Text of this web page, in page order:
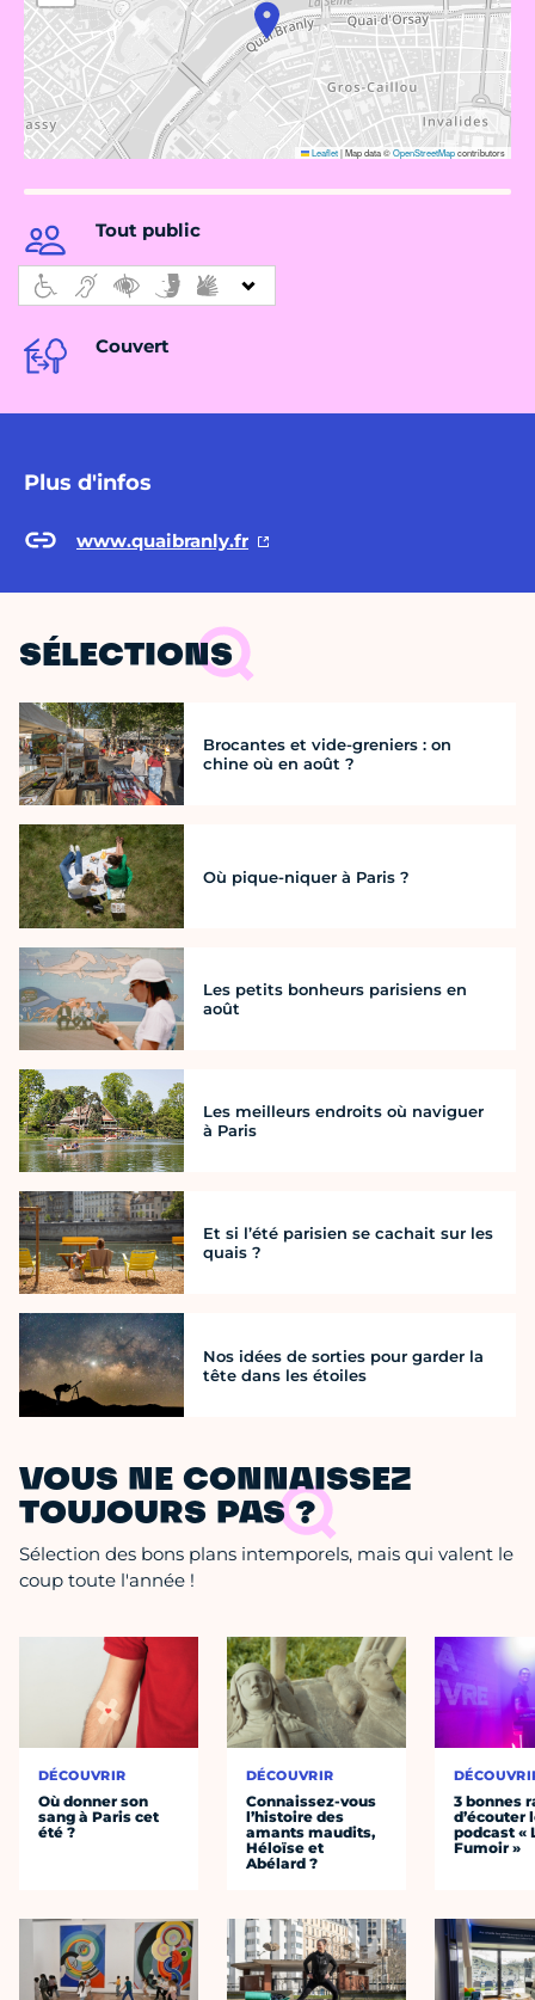
Leaflet|Map data ©OpenStreetMapcontributors
Tout public
Couvert
Plus d'infos
www.quaibranly.fr
SÉLECTIONS
Brocantes et vide-greniers : on
chine où en août ?
Où pique-niquer à Paris ?
Les petits bonheurs parisiens en
août
Les meilleurs endroits où naviguer
à Paris
Et si l’été parisien se cachait sur les
quais ?
Nos idées de sorties pour garder la
tête dans les étoiles
VOUS NE CONNAISSEZ
TOUJOURS PAS ?
Sélection des bons plans intemporels, mais qui valent le
coup toute l'année !
DÉCOUVRIR
Où donner son
sang à Paris cet
été ?
DÉCOUVRIR
Connaissez-vous
l’histoire des
amants maudits,
Héloïse et
Abélard ?
3 bonnes
d’écouter
podcast «
Fumoir »